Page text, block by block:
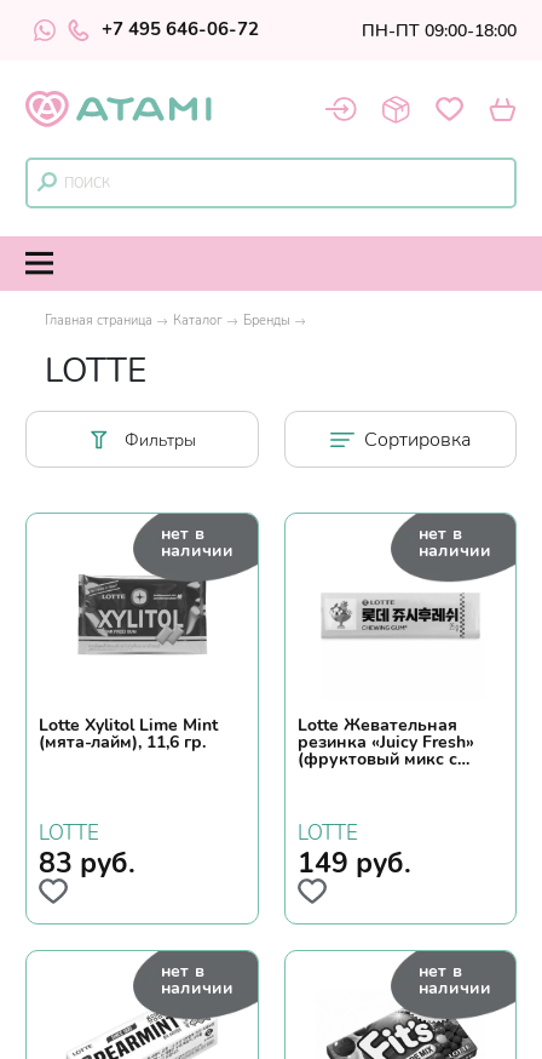
+7 495 646-06-72 ПН-ПТ 09:00-18:00
Главная страница Каталог Бренды
LOTTE
Фильтры Сортировка
нет в
наличии
Lotte Xylitol Lime Mint
(мята-лайм), 11,6 гр.
LOTTE
83 руб.
нет в
наличии
Lotte Жевательная
резинка «Juicy Fresh»
(фруктовый микс с
мятой), 15*26 г
LOTTE
149 руб.
нет в
наличии
нет в
наличии